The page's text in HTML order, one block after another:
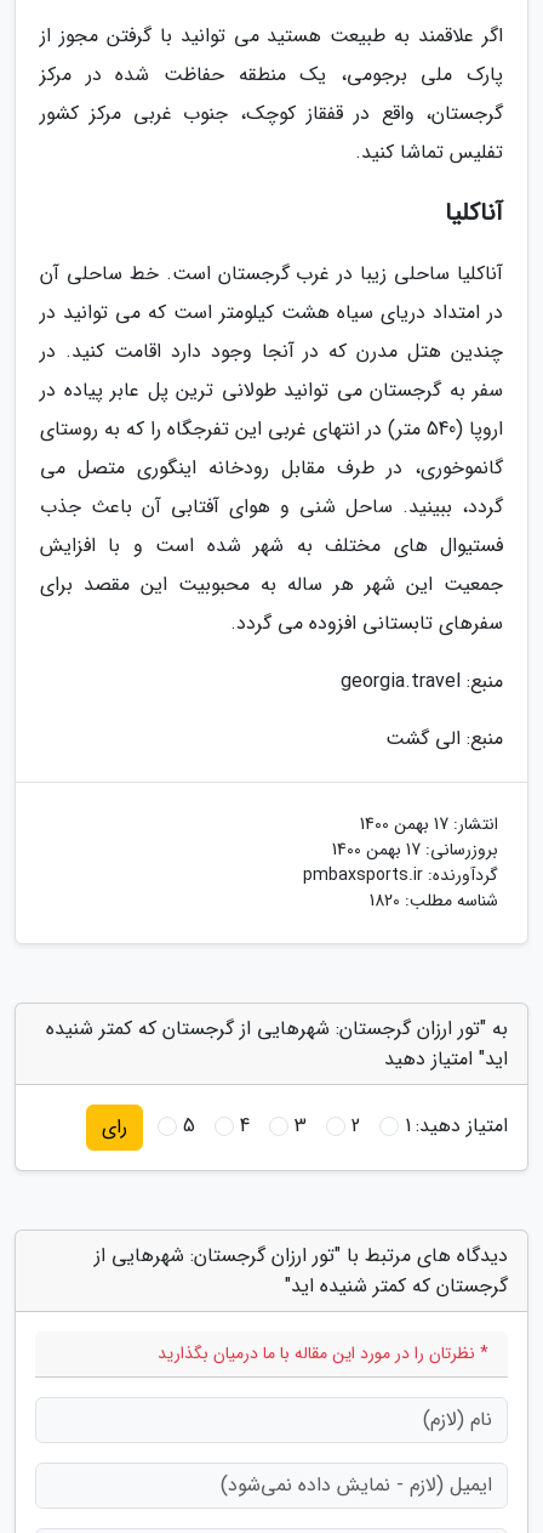
اگر علاقمند به طبیعت هستید می توانید با گرفتن مجوز از
پارک ملی برجومی، یک منطقه حفاظت شده در مرکز
گرجستان، واقع در قفقاز کوچک، جنوب غربی مرکز کشور
تفلیس تماشا کنید.
آناکلیا
آناکلیا ساحلی زیبا در غرب گرجستان است. خط ساحلی آن
در امتداد دریای سیاه هشت کیلومتر است که می توانید در
چندین هتل مدرن که در آنجا وجود دارد اقامت کنید. در
سفر به گرجستان می توانید طولانی ترین پل عابر پیاده در
اروپا (540 متر) در انتهای غربی این تفرجگاه را که به روستای
گانموخوری، در طرف مقابل رودخانه اینگوری متصل می
گردد، ببینید. ساحل شنی و هوای آفتابی آن باعث جذب
فستیوال های مختلف به شهر شده است و با افزایش
جمعیت این شهر هر ساله به محبوبیت این مقصد برای
سفرهای تابستانی افزوده می گردد.
منبع: georgia.travel
منبع: الی گشت
انتشار: 17 بهمن 1400
بروزرسانی: 17 بهمن 1400
گردآورنده: pmbaxsports.ir
شناسه مطلب: 1820
به "تور ارزان گرجستان: شهرهایی از گرجستان که کمتر شنیده
اید" امتیاز دهید
امتیاز دهید:1
2
3
4
5 رای
دیدگاه های مرتبط با "تور ارزان گرجستان: شهرهایی از
گرجستان که کمتر شنیده اید"
* نظرتان را در مورد این مقاله با ما درمیان بگذارید